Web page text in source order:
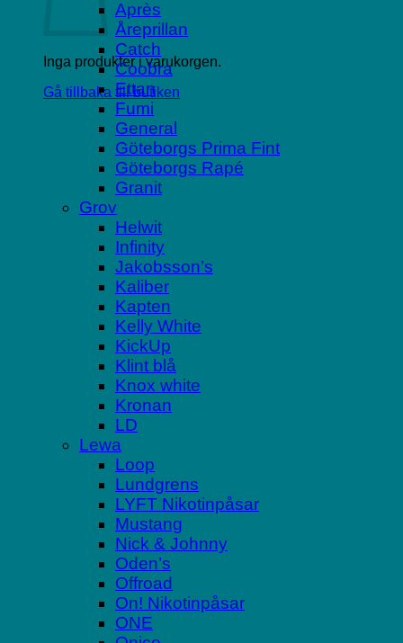
Inga produkter i varukorgen.
Gå tillbaka till butiken
Après
Åreprillan
Catch
Coobra
Ettan
Fumi
General
Göteborgs Prima Fint
Göteborgs Rapé
Granit
Grov
Helwit
Infinity
Jakobsson’s
Kaliber
Kapten
Kelly White
KickUp
Klint blå
Knox white
Kronan
LD
Lewa
Loop
Lundgrens
LYFT Nikotinpåsar
Mustang
Nick & Johnny
Oden’s
Offroad
On! Nikotinpåsar
ONE